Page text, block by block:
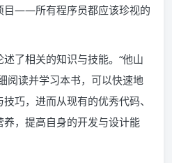
目——所有程序员都应该珍视的
了相关的知识与技能。“他山
阅读并学习本书，可以快速地
巧，进而从现有的优秀代码、
，提高自身的开发与设计能